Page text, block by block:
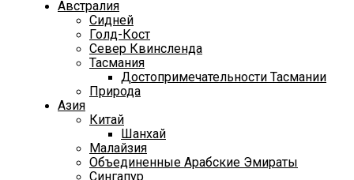
Австралия
Сидней
Голд-Кост
Север Квинсленда
Тасмания
Достопримечательности Тасмании
Природа
Азия
Китай
Шанхай
Малайзия
Объединенные Арабские Эмираты
Сингапур